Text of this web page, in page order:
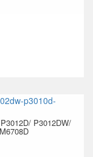
P3012DW/